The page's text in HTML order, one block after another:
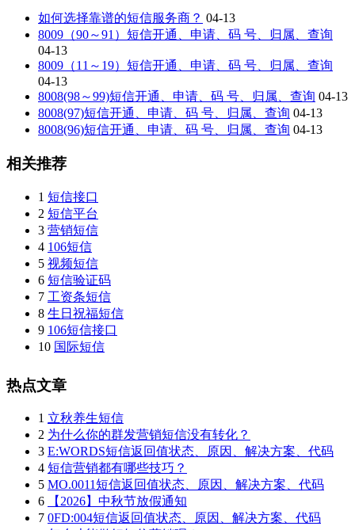
如何选择靠谱的短信服务商？ 04-13
8009（90～91）短信开通、申请、码 号、归属、查询
04-13
8009（11～19）短信开通、申请、码 号、归属、查询
04-13
8008(98～99)短信开通、申请、码 号、归属、查询 04-13
8008(97)短信开通、申请、码 号、归属、查询 04-13
8008(96)短信开通、申请、码 号、归属、查询 04-13
相关推荐
1 短信接口
2 短信平台
3 营销短信
4 106短信
5 视频短信
6 短信验证码
7 工资条短信
8 生日祝福短信
9 106短信接口
10 国际短信
热点文章
1 立秋养生短信
2 为什么你的群发营销短信没有转化？
3 E:WORDS短信返回值状态、原因、解决方案、代码
4 短信营销都有哪些技巧？
5 MO.0011短信返回值状态、原因、解决方案、代码
6
【2026】中秋节放假通知
7 0FD:004短信返回值状态、原因、解决方案、代码